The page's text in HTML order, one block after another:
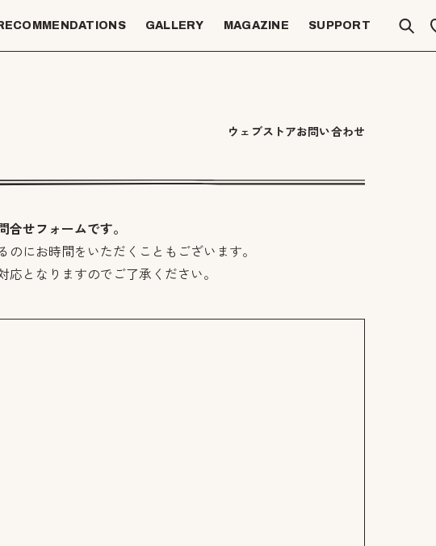
GALLERY MAGAZINE SUPPORT
ウェブストアお問い合わせ
合せフォームです。
のにお時間をいただくこともございます。
応となりますのでご了承ください。